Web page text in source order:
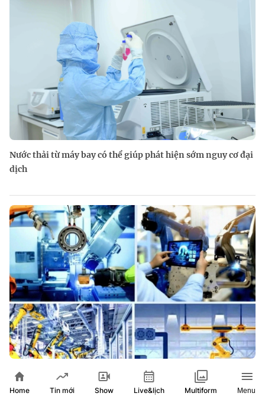
Nước thải từ máy bay có thể giúp phát hiện sớm nguy cơ đại
dịch
Đến năm 2030, Việt Nam làm chủ ít nhất 4 công nghệ chiến
lược
Home Tin mới Show Live&lịch Multiform Menu